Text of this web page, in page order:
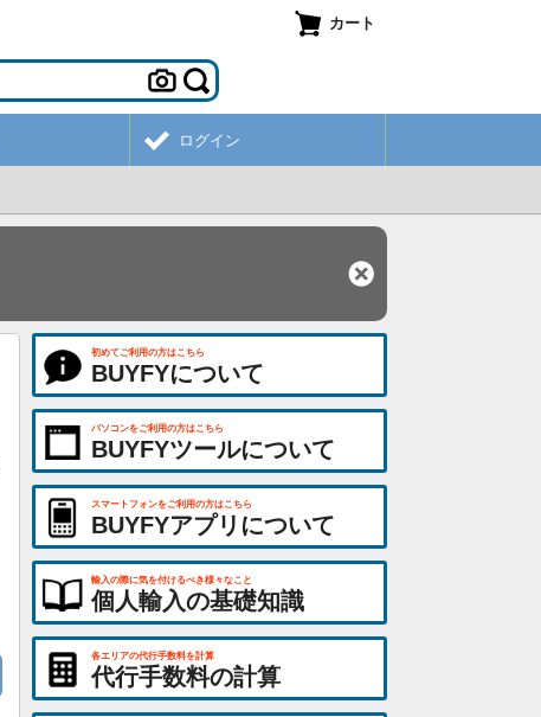
カート
ログイン
初めてご利用の方はこちら
BUYFYについて
パソコンをご利用の方はこちら
BUYFYツールについて
スマートフォンをご利用の方はこちら
BUYFYアプリについて
輸入の際に気を付けるべき様々なこと
個人輸入の基礎知識
各エリアの代行手数料を計算
代行手数料の計算